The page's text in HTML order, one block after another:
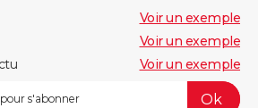
Voir un exemple
Voir un exemple
Voir un exemple